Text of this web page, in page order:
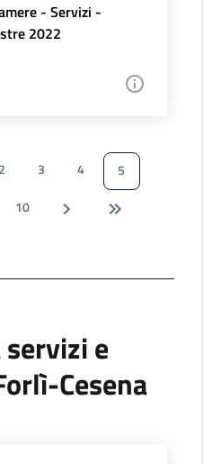
- Servizi -
2022
2 3 4
5
10
e
Cesena